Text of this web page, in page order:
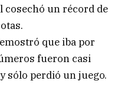
cosechó un récord de
que iba por
fueron casi
sólo perdió un juego.